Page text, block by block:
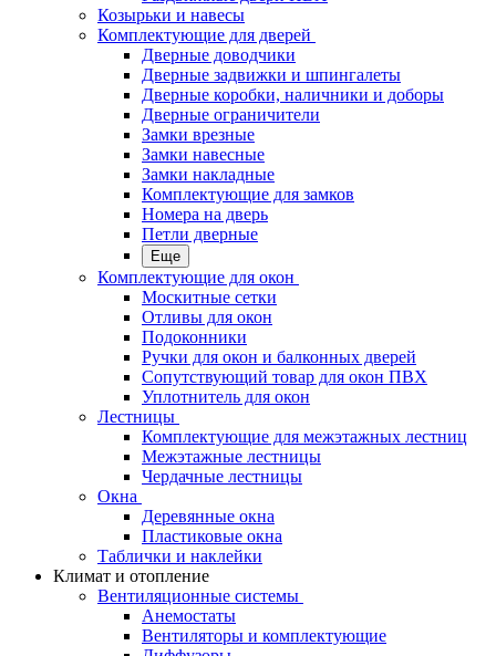
Козырьки и навесы
Комплектующие для дверей
Дверные доводчики
Дверные задвижки и шпингалеты
Дверные коробки, наличники и доборы
Дверные ограничители
Замки врезные
Замки навесные
Замки накладные
Комплектующие для замков
Номера на дверь
Петли дверные
Еще
Комплектующие для окон
Москитные сетки
Отливы для окон
Подоконники
Ручки для окон и балконных дверей
Сопутствующий товар для окон ПВХ
Уплотнитель для окон
Лестницы
Комплектующие для межэтажных лестниц
Межэтажные лестницы
Чердачные лестницы
Окна
Деревянные окна
Пластиковые окна
Таблички и наклейки
Климат и отопление
Вентиляционные системы
Анемостаты
Вентиляторы и комплектующие